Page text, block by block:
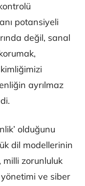
potansiyeli
değil, sanal
ayrılmaz
olduğunu
dil modellerinin
zorunluluk
ve siber